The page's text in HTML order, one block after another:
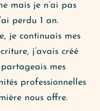
mais je n’ai pas
perdu 1 an.
je continuais mes
j’avais créé
mes
professionnelles
nous offre.